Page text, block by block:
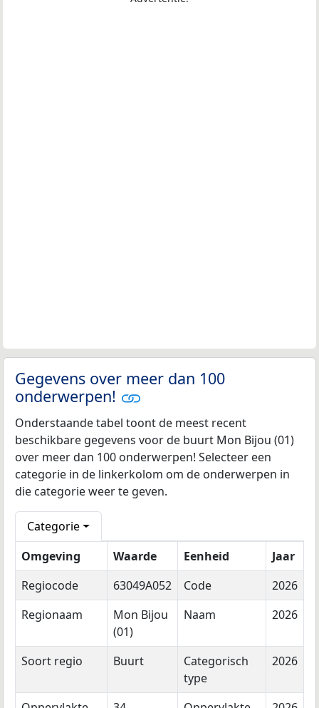
Gegevens over meer dan 100
onderwerpen!
Onderstaande tabel toont de meest recent
beschikbare gegevens voor de buurt Mon Bijou (01)
over meer dan 100 onderwerpen! Selecteer een
categorie in de linkerkolom om de onderwerpen in
die categorie weer te geven.
Categorie
Omgeving
Waarde Eenheid
Jaar
Regiocode
63049A052 Code
2026
Regionaam
Mon Bijou
(01)
Naam 2026
Soort regio Buurt
Categorisch
type
2026